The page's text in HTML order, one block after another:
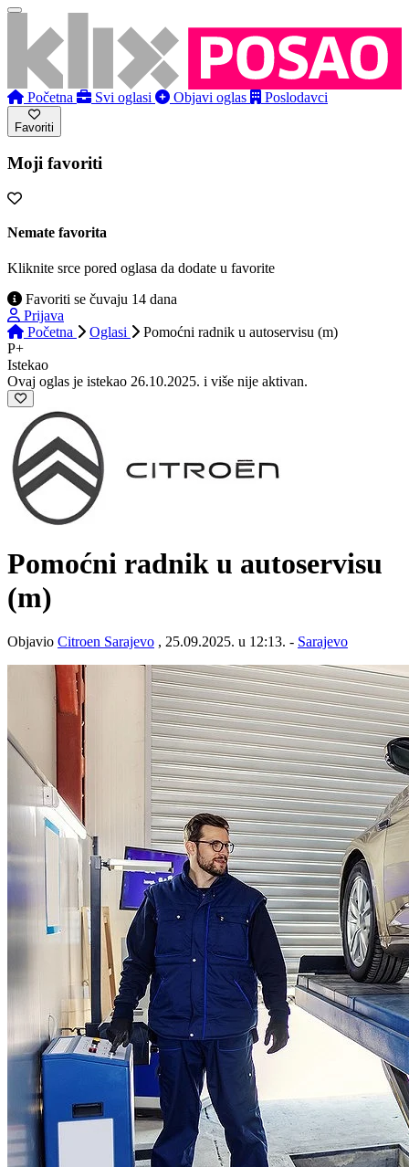
Početna Svi oglasi Objavi oglas Poslodavci
Favoriti
Moji favoriti
Nemate favorita
Kliknite srce pored oglasa da dodate u favorite
Favoriti se čuvaju 14 dana
Prijava
Početna
Oglasi
Pomoćni radnik u autoservisu (m)
P+
Istekao
Ovaj oglas je istekao 26.10.2025. i više nije aktivan.
Pomoćni radnik u autoservisu
(m)
Objavio Citroen Sarajevo , 25.09.2025. u 12:13. - Sarajevo